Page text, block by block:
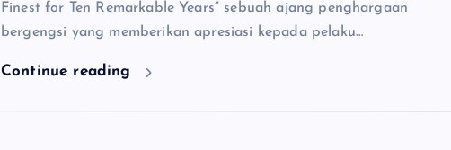
Finest for Ten Remarkable Years” sebuah ajang penghargaan
bergengsi yang memberikan apresiasi kepada pelaku…
Continue reading